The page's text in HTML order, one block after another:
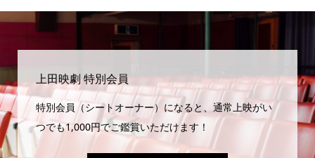
上田映劇 特別会員
特別会員（シートオーナー）になると、通常上映がい
つでも1,000円でご鑑賞いただけます！